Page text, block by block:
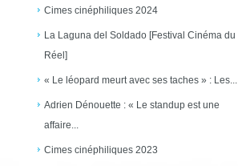
Cimes cinéphiliques 2024
La Laguna del Soldado [Festival Cinéma du
Réel]
« Le léopard meurt avec ses taches » : Les...
Adrien Dénouette : « Le standup est une
affaire...
Cimes cinéphiliques 2023